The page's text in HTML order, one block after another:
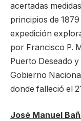
acertadas
principios de
expedición
por Francisco P.
Puerto Deseado
Gobierno
donde falleció el
José Manuel